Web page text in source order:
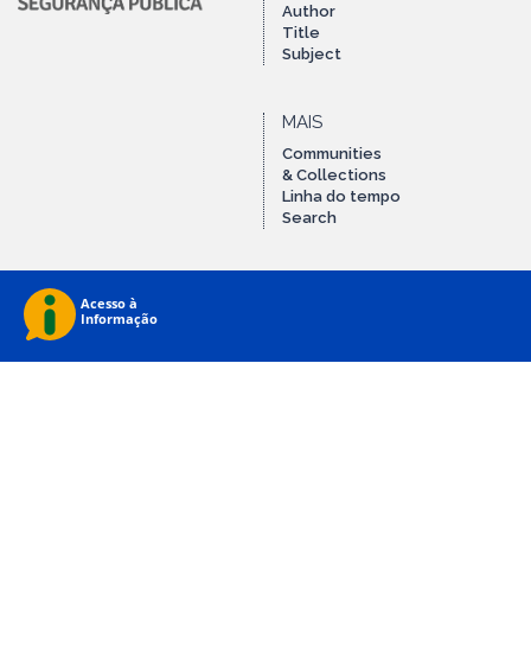
Author
Title
Subject
MAIS
Communities
& Collections
Linha do tempo
Search